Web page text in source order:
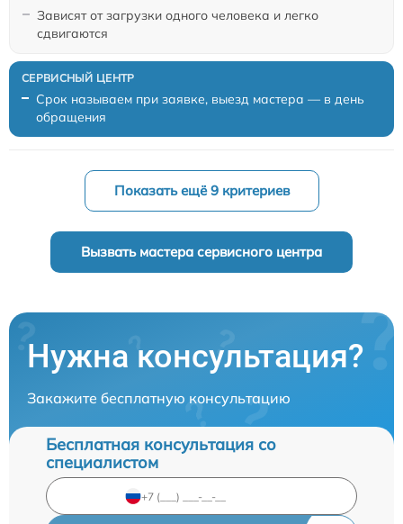
Зависят от загрузки одного человека и легко
сдвигаются
Срок называем при заявке, выезд мастера — в день
обращения
Показать ещё 9 критериев
Вызвать мастера сервисного центра
Нужна консультация?
Закажите бесплатную консультацию
Бесплатная консультация со
специалистом